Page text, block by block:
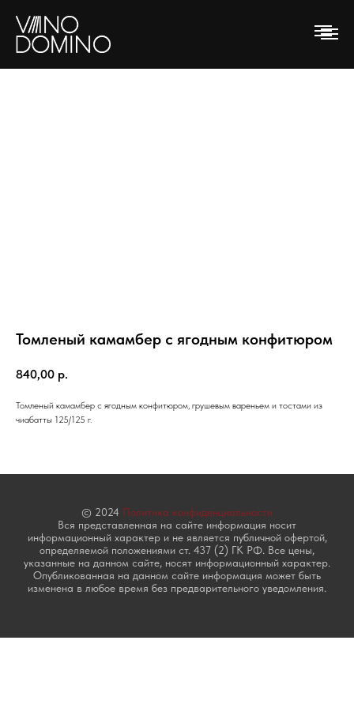
Томленый камамбер с ягодным конфитюром
840,00 р.
Томленый камамбер с ягодным конфитюром, грушевым вареньем и тостами из
чиабатты 125/125 г.
© 2024 Политика конфиденциальности
Вся представленная на сайте информация носит
информационный характер и не является публичной офертой,
определяемой положениями ст. 437 (2) ГК РФ. Все цены,
указанные на данном сайте, носят информационный характер.
Опубликованная на данном сайте информация может быть
изменена в любое время без предварительного уведомления.